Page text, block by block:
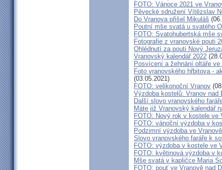
FOTO: Vánoce 2021 ve
Pěvecké sdružení Vítězslav
Do Vranova přišel Mikuláš
Poutní mše svatá u svatého
FOTO: Svatohubertská mše
Fotografie z vranovské pouti
Ohlédnutí za pouti Nový
Vranovský kalendář 2022
Posvícení a žehnání oltáře
Foto vranovského hřbitova -
(03.05.2021)
FOTO: velikonoční Vranov
Výzdoba kostelů: Vranov nad
Další slovo vranovského
Máte již Vranovský kalendář
FOTO: Nový rok v kostele ve
FOTO: vánoční výzdoba v
Podzimní výzdoba ve
Slovo vranovského faráře k
FOTO: výzdoba v kostele ve
FOTO: květinová výzdoba v
Mše svatá v kapličce Maria
FOTO: pouť ve Vranově nad